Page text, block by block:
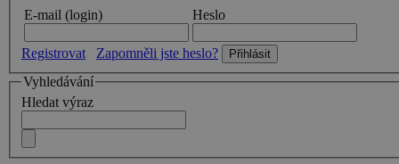
E-mail (login)
Heslo
Registrovat
Zapomněli jste heslo?
Vyhledávání
Hledat výraz